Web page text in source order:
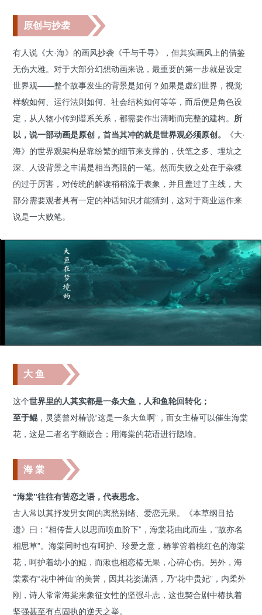
原创与抄袭
有人说《大·海》的画风抄袭《千与千寻》，但其实画风上的借鉴
无伤大雅。对于大部分幻想动画来说，最重要的第一步就是设定
世界观——整个故事发生的背景是如何？如果是虚幻世界，视觉
样貌如何、运行法则如何、社会结构如何等等，而后便是角色设
定，从人物小传到谱系关系，都需要作出清晰而完整的建构。 所
以，说一部动画是原创，首当其冲的就是世界观必须原创。
《大·
海》的世界观架构是靠纷繁的细节来支撑的，伏笔之多、埋坑之
深、人设背景之丰满是相当亮眼的一笔。然而失败之处在于杂糅
的过于厉害，对传统的解读稍稍流于表象，并且盖过了主线，大
部分需要观者具有一定的神话知识才能猜到，这对于商业运作来
说是一大败笔。
大 鱼
这个世界里的人其实都是一条大鱼，人和鱼轮回转化；
至于鲲，灵婆曾对椿说“这是一条大鱼啊”，而女主椿可以催生海棠
花，这是二者名字额嵌合；用海棠的花语进行隐喻。
海 棠
“海棠”往往有苦恋之语，代表思念。
古人常以其抒发男女间的离愁别绪、爱恋无果。《本草纲目拾
遗》曰：“相传昔人以思而喷血阶下”，海棠花由此而生，“故亦名
相思草”。海棠同时也有呵护、珍爱之意，椿掌管着桃红色的海棠
花，呵护着幼小的鲲，而湫也相恋椿无果，心碎心伤。另外，海
棠素有“花中神仙”的美誉，因其花姿潇洒，乃“花中贵妃”，内柔外
刚，诗人常常海棠来象征女性的坚强斗志，这也契合剧中椿执着
坚强甚至有点固执的逆天之举。